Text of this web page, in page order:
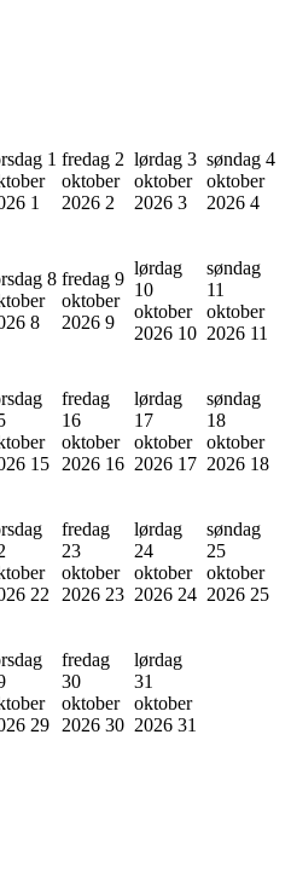
1
1
fredag 2
oktober
2026 2
lørdag 3
oktober
2026 3
søndag 4
oktober
2026 4
8
8
fredag 9
oktober
2026 9
lørdag
10
oktober
2026 10
søndag
11
oktober
2026 11
15
fredag
16
oktober
2026 16
lørdag
17
oktober
2026 17
søndag
18
oktober
2026 18
22
fredag
23
oktober
2026 23
lørdag
24
oktober
2026 24
søndag
25
oktober
2026 25
29
fredag
30
oktober
2026 30
lørdag
31
oktober
2026 31